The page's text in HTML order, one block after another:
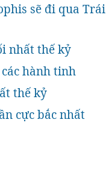
sẽ đi qua Trái
nhất thế kỷ
hành tinh
thế kỷ
cực bắc nhất